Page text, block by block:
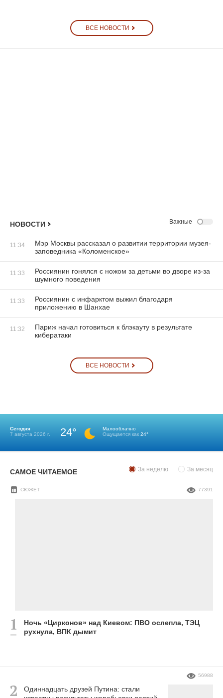
ВСЕ НОВОСТИ
НОВОСТИ Важные
11:34
Мэр Москвы рассказал о развитии территории музея-
заповедника «Коломенское»
11:33
Россиянин гонялся с ножом за детьми во дворе из-за
шумного поведения
11:33
Россиянин с инфарктом выжил благодаря
приложению в Шанхае
11:32
Париж начал готовиться к блэкауту в результате
кибератаки
ВСЕ НОВОСТИ
Сегодня
7 августа 2026 г.
24°
Малооблачно
Ощущается как 24°
САМОЕ ЧИТАЕМОЕ За неделю За месяц
Ночь «Цирконов» над Киевом: ПВО ослепла, ТЭЦ
рухнула, ВПК дымит
СЮЖЕТ 77391
Одиннадцать друзей Путина: стали
56988